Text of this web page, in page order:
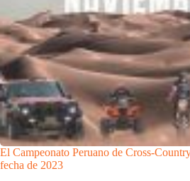
El Campeonato Peruano de Cross-
fecha de 2023